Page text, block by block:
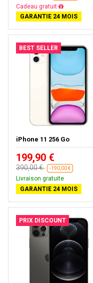
Livraison gratuite
GARANTIE 24 MOIS
BEST SELLER
iPhone 11 256 Go
199,90 €
390,00 € -190,00 €
Livraison gratuite
GARANTIE 24 MOIS
PRIX DISCOUNT